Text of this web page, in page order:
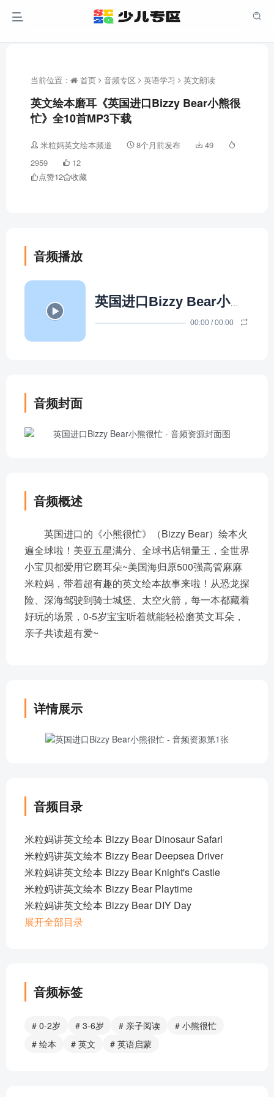
当前位置： 首页 音频专区 英语学习 英文朗读
英文绘本磨耳《英国进口Bizzy Bear小熊很
忙》全10首MP3下载
米粒妈英文绘本频道 8个月前发布
49
2959
12
点赞12 收藏
音频播放
英国进口Bizzy Bear小熊很忙
00:00 /00:00
音频封面
音频概述
英国进口的《小熊很忙》（Bizzy Bear）绘本火
遍全球啦！美亚五星满分、全球书店销量王，全世界
小宝贝都爱用它磨耳朵~美国海归原500强高管麻麻
米粒妈，带着超有趣的英文绘本故事来啦！从恐龙探
险、深海驾驶到骑士城堡、太空火箭，每一本都藏着
好玩的场景，0-5岁宝宝听着就能轻松磨英文耳朵，
亲子共读超有爱~
详情展示
音频目录
米粒妈讲英文绘本 Bizzy Bear Dinosaur Safari
米粒妈讲英文绘本 Bizzy Bear Deepsea Driver
米粒妈讲英文绘本 Bizzy Bear Knight's Castle
米粒妈讲英文绘本 Bizzy Bear Playtime
米粒妈讲英文绘本 Bizzy Bear DIY Day
米粒妈讲英文绘本 Bizzy Bear Pirate Adventure
米粒妈讲英文绘本Space Rocket
展开全部目录
音频标签
# 0-2岁 # 3-6岁 # 亲子阅读
# 小熊很忙
# 绘本
# 英文 # 英语启蒙